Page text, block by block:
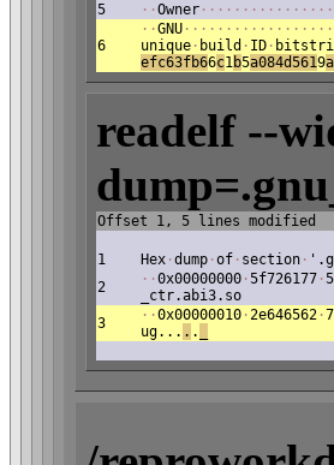
5
· ·Owner · · · · · · · · · · · · · · · ·
6
· ·GNU · · · · · · · · · · · · · · · · · ·
unique · build · ID ·
efc63fb66c1b5a084d5619a
readelf --
Offset 1, 5 lines modified
1 Hex ·dump ·of · section ·
2
· ·0x00000000 ·5f726177 ·
_ctr.abi3.so
3
· ·0x00000010 ·2e646562 ·
ug... . .